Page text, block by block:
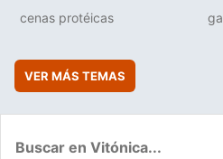
cenas protéicas
VER MÁS TEMAS